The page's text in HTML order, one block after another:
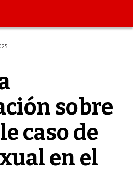
sobre
caso de
en el